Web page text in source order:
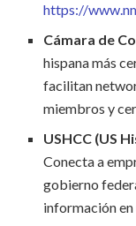
https://
Cámara de
hispana más
facilitan
miembros y
USHCC (US
Conecta a
gobierno
información en